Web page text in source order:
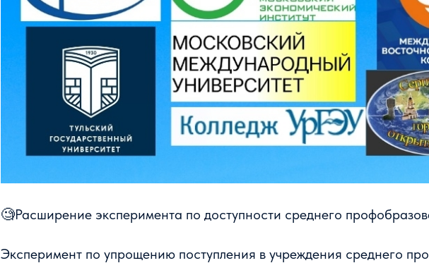
🧐Расширение эксперимента по доступности среднего
Эксперимент по упрощению поступления в учреждения среднего